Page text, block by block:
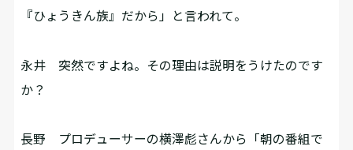
『ひょうきん族』だから」と言われて。
永井 突然ですよね。その理由は説明をうけたのです
か？
長野 プロデューサーの横澤彪さんから「朝の番組で